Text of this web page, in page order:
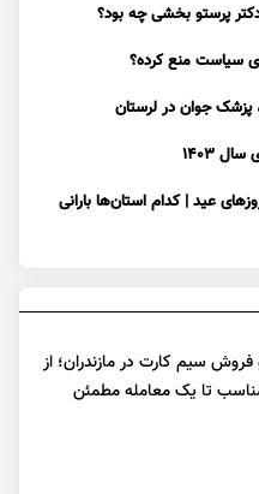
پرستو بخشی چه بود؟
سیاست منع کرده؟
جوان در لرستان
۱۴۰۳
عید | کدام استان‌ها بارانی
فروش سیم کارت در مازندران؛ از
تا یک معامله مطمئن